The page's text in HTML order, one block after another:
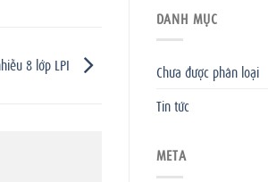
8 lớp LPI
DANH MỤC
Chưa được phân loại
Tin tức
META